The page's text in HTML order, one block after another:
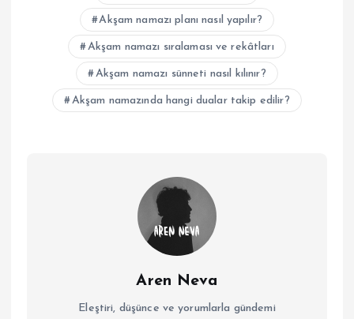
Akşam namazı planı nasıl yapılır?
Akşam namazı sıralaması ve rekâtları
Akşam namazı sünneti nasıl kılınır?
Akşam namazında hangi dualar takip edilir?
Aren Neva
Eleştiri, düşünce ve yorumlarla gündemi